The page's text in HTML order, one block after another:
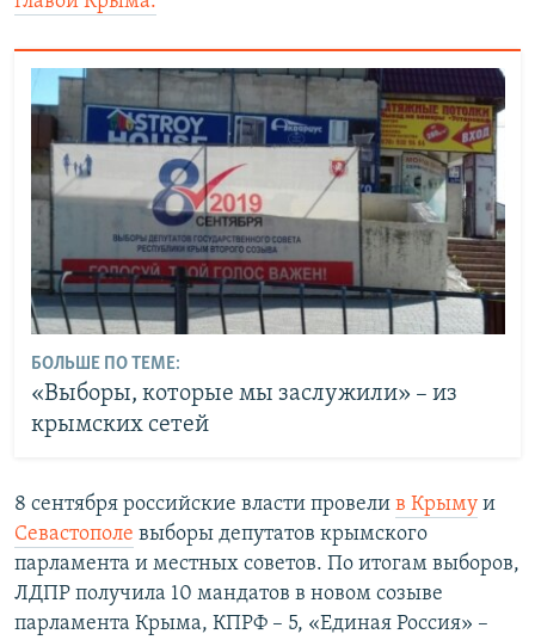
БОЛЬШЕ ПО ТЕМЕ:
«Выборы, которые мы заслужили» – из
крымских сетей
8 сентября российские власти провели в Крыму и
Севастополе выборы депутатов крымского
парламента и местных советов. По итогам выборов,
ЛДПР получила 10 мандатов в новом созыве
парламента Крыма, КПРФ – 5, «Единая Россия» –